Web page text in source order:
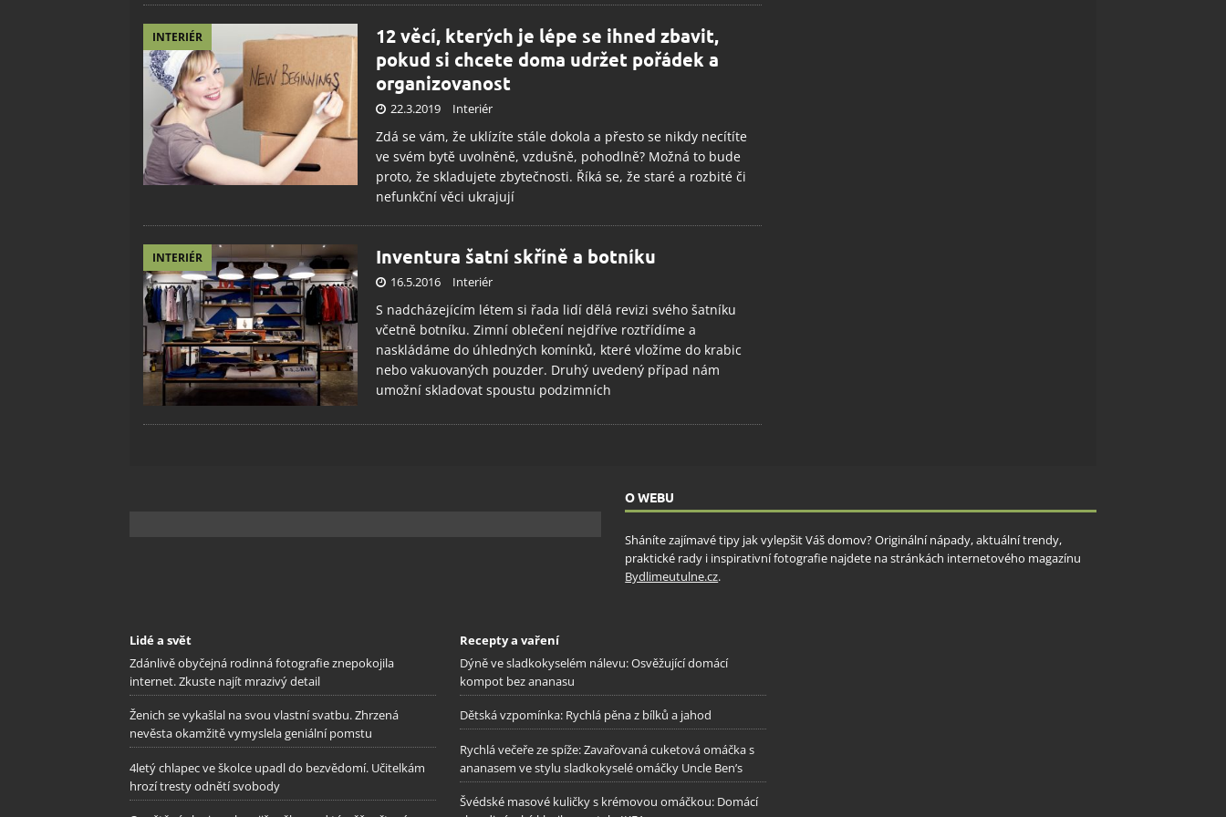
INTERIÉR
12 věcí, kterých je lépe se ihned zbavit,
pokud si chcete doma udržet pořádek a
organizovanost
22.3.2019 Interiér
Zdá se vám, že uklízíte stále dokola a přesto se nikdy necítíte
ve svém bytě uvolněně, vzdušně, pohodlně? Možná to bude
proto, že skladujete zbytečnosti. Říká se, že staré a rozbité či
nefunkční věci ukrajují
INTERIÉR Inventura šatní skříně a botníku
16.5.2016 Interiér
S nadcházejícím létem si řada lidí dělá revizi svého šatníku
včetně botníku. Zimní oblečení nejdříve roztřídíme a
naskládáme do úhledných komínků, které vložíme do krabic
nebo vakuovaných pouzder. Druhý uvedený případ nám
umožní skladovat spoustu podzimních
O WEBU
Sháníte zajímavé tipy jak vylepšit Váš domov? Originální nápady, aktuální trendy,
praktické rady i inspirativní fotografie najdete na stránkách internetového magazínu
Bydlimeutulne.cz.
Lidé a svět
Zdánlivě obyčejná rodinná fotografie znepokojila
internet. Zkuste najít mrazivý detail
Ženich se vykašlal na svou vlastní svatbu. Zhrzená
nevěsta okamžitě vymyslela geniální pomstu
4letý chlapec ve školce upadl do bezvědomí. Učitelkám
hrozí tresty odnětí svobody
Recepty a vaření
Dýně ve sladkokyselém nálevu: Osvěžující domácí
kompot bez ananasu
Dětská vzpomínka: Rychlá pěna z bílků a jahod
Rychlá večeře ze spíže: Zavařovaná cuketová omáčka s
ananasem ve stylu sladkokyselé omáčky Uncle Ben’s
Švédské masové kuličky s krémovou omáčkou: Domácí